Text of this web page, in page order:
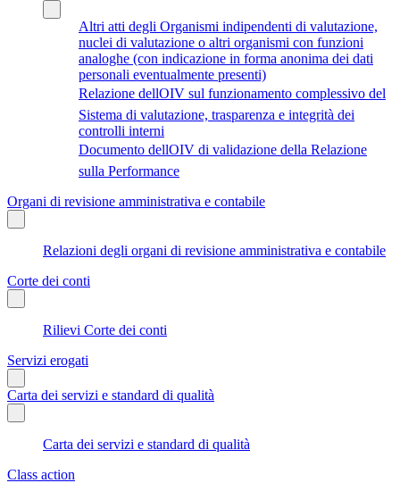
Altri atti degli Organismi indipendenti di valutazione,
nuclei di valutazione o altri organismi con funzioni
analoghe (con indicazione in forma anonima dei dati
personali eventualmente presenti)
Relazione dellOIV sul funzionamento complessivo del
Sistema di valutazione, trasparenza e integrità dei
controlli interni
Documento dellOIV di validazione della Relazione
sulla Performance
Organi di revisione amministrativa e contabile
Relazioni degli organi di revisione amministrativa e contabile
Corte dei conti
Rilievi Corte dei conti
Servizi erogati
Carta dei servizi e standard di qualità
Carta dei servizi e standard di qualità
Class action